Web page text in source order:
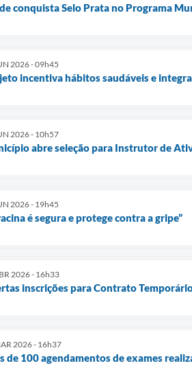
conquista Selo Prata no Programa
2026 - 09h45
incentiva hábitos saudáveis e
2026 - 10h57
abre seleção para Instrutor de
2026 - 19h45
é segura e protege contra a gripe”
2026 - 16h33
inscrições para Contrato
2026 - 16h37
de 100 agendamentos de exames